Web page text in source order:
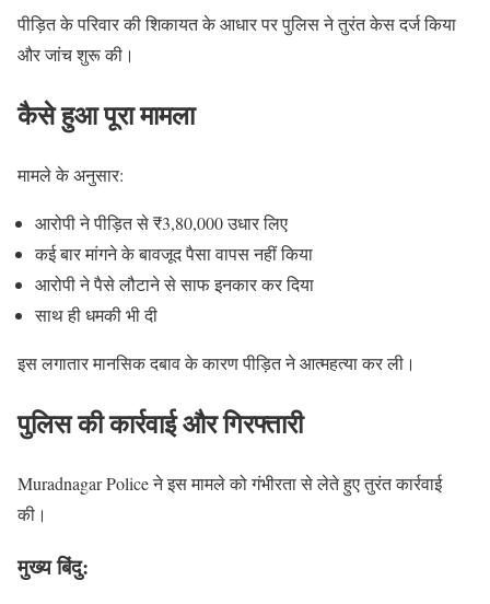
पीड़ित के परिवार की शिकायत के आधार पर पुलिस ने तुरंत केस दर्ज किया
और जांच शुरू की।
कैसे हुआ पूरा मामला
मामले के अनुसार:
आरोपी ने पीड़ित से ₹3,80,000 उधार लिए
कई बार मांगने के बावजूद पैसा वापस नहीं किया
आरोपी ने पैसे लौटाने से साफ इनकार कर दिया
साथ ही धमकी भी दी
इस लगातार मानसिक दबाव के कारण पीड़ित ने आत्महत्या कर ली।
पुलिस की कार्रवाई और गिरफ्तारी
Muradnagar Police ने इस मामले को गंभीरता से लेते हुए तुरंत कार्रवाई
की।
मुख्य बिंदु: